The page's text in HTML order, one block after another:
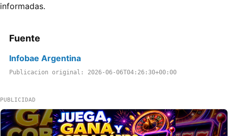
informadas.
Fuente
Infobae Argentina
Publicacion original: 2026-06-06T04:26:30+00:00
PUBLICIDAD